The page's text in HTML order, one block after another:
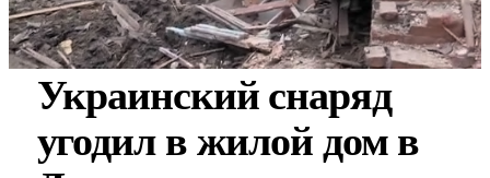
Украинский снаряд
угодил в жилой дом в